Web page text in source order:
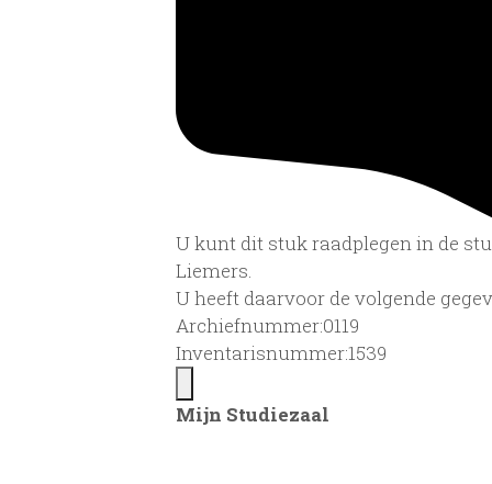
U kunt dit stuk raadplegen in de
Liemers.
U heeft daarvoor de volgende
Archiefnummer:0119
Inventarisnummer:1539
Mijn Studiezaal